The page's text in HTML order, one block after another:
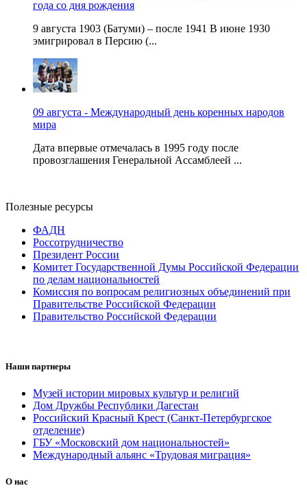
года со дня рождения
9 августа 1903 (Батуми) – после 1941 В июне 1930
эмигрировал в Персию (...
09 августа - Международный день коренных народов
мира
Дата впервые отмечалась в 1995 году после
провозглашения Генеральной Ассамблеей ...
Полезные ресурсы
ФАДН
Россотрудничество
Президент России
Комитет Государственной Думы Российской Федерации
по делам национальностей
Комиссия по вопросам религиозных объединений при
Правительстве Российской Федерации
Правительство Российской Федерации
Наши партнеры
Музей истории мировых культур и религий
Дом Дружбы Республики Дагестан
Российский Красный Крест (Санкт-Петербургское
отделение)
ГБУ «Московский дом национальностей»
Международный альянс «Трудовая миграция»
О нас